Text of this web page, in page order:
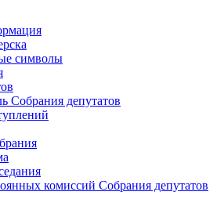
символы
Собрания депутатов
комиссий Собрания депутатов